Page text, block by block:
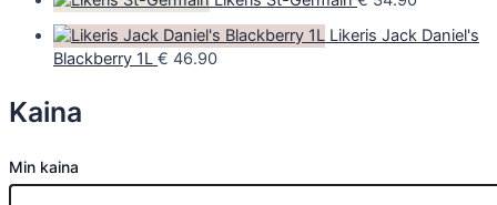
Likeris Jack Daniel's
Blackberry 1L € 46.90
Kaina
Min kaina